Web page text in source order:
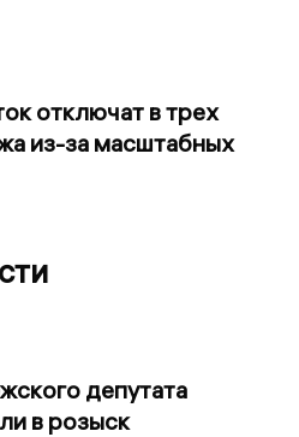
отключат в трех
из-за масштабных
депутата
в розыск